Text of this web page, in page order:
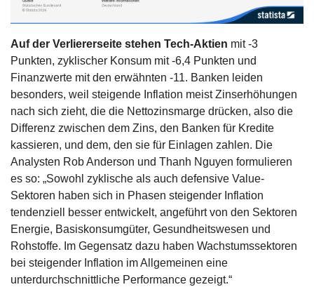
Auf der Verliererseite stehen Tech-Aktien mit -3
Punkten, zyklischer Konsum mit -6,4 Punkten und
Finanzwerte mit den erwähnten -11. Banken leiden
besonders, weil steigende Inflation meist Zinserhöhungen
nach sich zieht, die die Nettozinsmarge drücken, also die
Differenz zwischen dem Zins, den Banken für Kredite
kassieren, und dem, den sie für Einlagen zahlen. Die
Analysten Rob Anderson und Thanh Nguyen formulieren
es so: „Sowohl zyklische als auch defensive Value-
Sektoren haben sich in Phasen steigender Inflation
tendenziell besser entwickelt, angeführt von den Sektoren
Energie, Basiskonsumgüter, Gesundheitswesen und
Rohstoffe. Im Gegensatz dazu haben Wachstumssektoren
bei steigender Inflation im Allgemeinen eine
unterdurchschnittliche Performance gezeigt.“